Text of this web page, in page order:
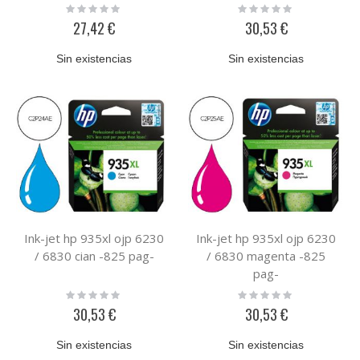
Rating:
27,42 €
Sin existencias
Rating:
30,53 €
Sin existencias
Ink-jet hp 935xl ojp 6230
/ 6830 cian -825 pag-
Rating:
30,53 €
Sin existencias
Ink-jet hp 935xl ojp 6230
/ 6830 magenta -825
pag-
Rating:
30,53 €
Sin existencias